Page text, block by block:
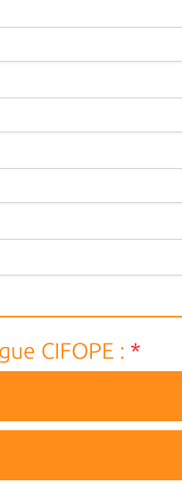
CIFOPE : *